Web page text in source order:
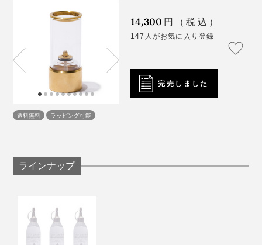
動きに見入っていると、“炎の精”が、そばに寄り添っ
な気持ちになれます。
タンはいろいろあるけれど、室内用はなかなかない」こ
とから、室内用のオイルランプをデザイン。
明かりの下に置いても、ダンスする炎や真鍮の輝きに、
思わず目をひかれる『ダンシングランプ』ができあがり
でも、ガラスの筒と台座の接触部分は、空気が下から入
れるように、わざとすき間をつくって、“密着させな
い”加工をしている。
職人さんたちも「いつもと違う、やったことのない仕事
ができて楽しかった」と、おもしろがっていました」
室内用のオイルランプという、新しいチャレンジならで
はのエピソードだと思います。
デザイン面でも、火がついていない時も、存在感を出す
ために、ランプ上部に、真鍮のリングを置くなど、工夫
が光る『ダンシングランプ』。炎初心者にも上級者に
ルや棚、窓辺、お風呂場などに置く場合は、落とさ
ないように、広い場所でご使用ください。
製品にはお子様やペットが近づかないようにしてく
ださい。
そのほか詳細は、製品に添付された説明書をご確認
ください。
《商品仕様》
バー芯
製造国：日本
送料無料 ラッピング可能
14,300 円（税込）
147人がお気に入り登録
完売しました
ラインナップ